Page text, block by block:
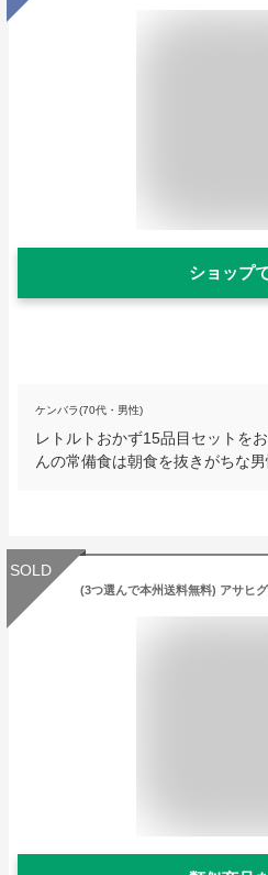
ショップ
ケンバラ(70代・男性)
レトルトおかず15品目セットを
んの常備食は朝食を抜きがちな男
SOLD